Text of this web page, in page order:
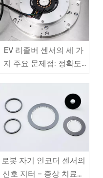
EV 리졸버 센서의 세 가
지 주요 문제점: 정확도,
교정 및 비용 간의 어려운
로봇 자기 인코더 센서의
신호 지터 – 증상 치료부